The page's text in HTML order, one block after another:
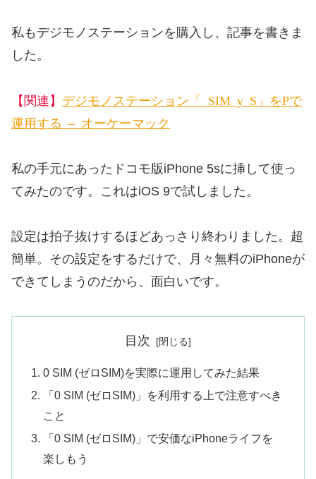
私もデジモノステーションを購入し、記事を書きま
した。
【関連】
デジモノステーション「0 SIM by So-net」をiPhoneで
運用する – オーケーマック
私の手元にあったドコモ版iPhone 5sに挿して使っ
てみたのです。これはiOS 9で試しました。
設定は拍子抜けするほどあっさり終わりました。超
簡単。その設定をするだけで、月々無料のiPhoneが
できてしまうのだから、面白いです。
目次
0 SIM (ゼロSIM)を実際に運用してみた結果
「0 SIM (ゼロSIM)」を利用する上で注意すべき
こと
「0 SIM (ゼロSIM)」で安価なiPhoneライフを
楽しもう